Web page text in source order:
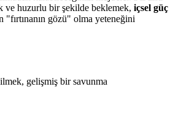
ve huzurlu bir şekilde beklemek, içsel güç
"fırtınanın gözü" olma yeteneğini
gelişmiş bir savunma